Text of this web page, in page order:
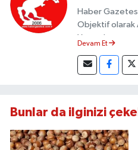
Haber
Objektif olarak
Yapmaktayım.
Devam Et
Bunlar da ilginizi